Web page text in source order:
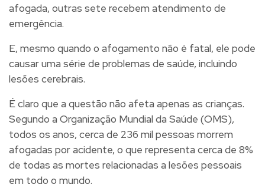
afogada, outras sete recebem atendimento de
emergência.
E, mesmo quando o afogamento não é fatal, ele pode
causar uma série de problemas de saúde, incluindo
lesões cerebrais.
É claro que a questão não afeta apenas as crianças.
Segundo a Organização Mundial da Saúde (OMS),
todos os anos, cerca de 236 mil pessoas morrem
afogadas por acidente, o que representa cerca de 8%
de todas as mortes relacionadas a lesões pessoais
em todo o mundo.